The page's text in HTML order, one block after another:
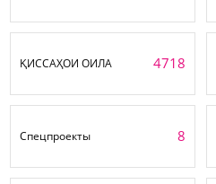
ҚИССАҲОИ ОИЛА 4718
Спецпроекты 8